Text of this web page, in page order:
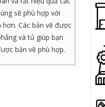
sẽ phù hợp với
Các bản vẽ được
và tủ giúp bạn
bản vẽ phù hợp.